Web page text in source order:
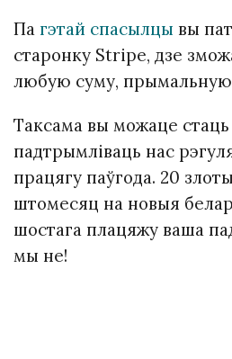
Па гэтай спасылцы вы
старонку Stripe, дзе
любую суму, прымальную
Таксама вы можаце
падтрымліваць нас
працягу паўгода. 20
штомесяц на новыя
шостага плацяжу ваша
мы не!